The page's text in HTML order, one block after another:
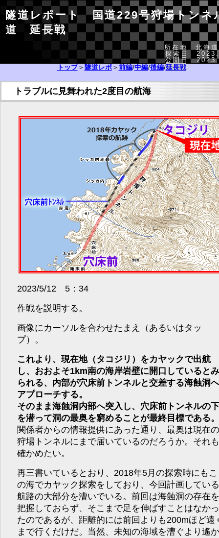
隧道レポート 国道229号狩場トンネ
道 延長戦
所在地 北海道
探索日
公開日
トップ＞ 隧道レポ＞前編/中編/後編/延長戦
トラブルに見舞われた2度目の航海
2023/5/12 5：34
作戦を説明する。
画像にカーソルを合わせたまえ（あるいはタッ
プ）。
これより、現在地（タコジリ）をカヤックで出航
し、おおよそ1km南の海岸岩壁に開口していると
られる、内部が穴床前トンネルと交差する海蝕洞
アプローチする。
そのまま海蝕洞内部へ突入し、穴床前トンネルの
を潜って洞の最奥を窮めることが最終目標である
関係者からの情報提供にあった通り、最奥は現在
狩場トンネルにまで届いているのだろうか。それ
確かめたい。
再三書いているとおり、2018年5月の探索時にもこ
の海でカヤック探索をしており、今回計画してい
航路の大部分を漕いでいる。前回は海蝕洞の存在
把握しておらず、そこまで足を伸ばすことはなか
たのであるが、距離的には前回よりも200mほど遠
まで行くだけだ。当然、未知の海域を漕ぐより遙